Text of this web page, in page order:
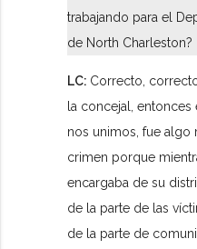
trabajando para el
de North Charleston?
LC: Correcto,
la concejal,
nos unimos, fue algo
crimen porque
encargaba de su
de la parte de las
de la parte de